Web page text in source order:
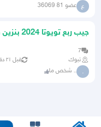
ع عضو 81 36069
جيب ربع تويوتا 2024 بنزين قير عادي
7
تبوك
قبل ٢١ دقيقة
. .. شخص ما